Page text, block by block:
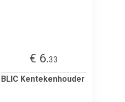
€ 6.33
BLIC Kentekenhouder